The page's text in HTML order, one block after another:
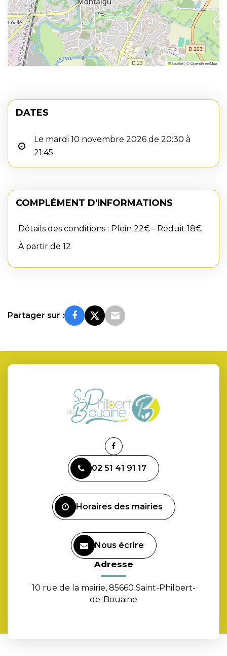
Leaflet|©OpenStreetMap
DATES
Le mardi 10 novembre 2026 de 20:30 à
21:45
COMPLÉMENT D'INFORMATIONS
Détails des conditions : Plein 22€ - Réduit 18€
À partir de 12
Partager sur :
Lien
le
compte
02 51 41 91 17
Horaires des mairies
Nous écrire
Adresse
10 rue de la mairie, 85660 Saint-Philbert-
de-Bouaine